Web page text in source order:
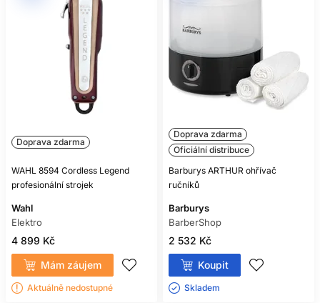
Doprava zdarma
WAHL 8594 Cordless Legend
profesionální strojek
Wahl
Elektro
4 899 Kč
Mám záujem
Aktuálně nedostupné
Doprava zdarma
Oficiální distribuce
Barburys ARTHUR ohřívač
ručníků
Barburys
BarberShop
2 532 Kč
Koupit
Skladem ㅤ